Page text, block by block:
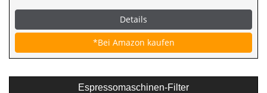
Details
*Bei Amazon kaufen
Espressomaschinen-Filter